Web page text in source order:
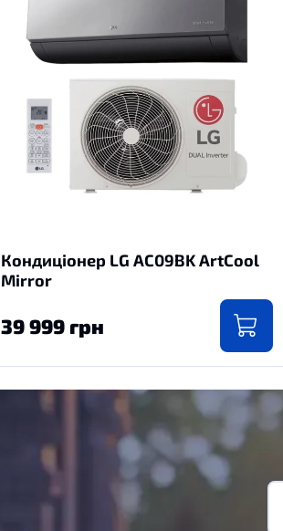
Кондиціонер LG AC09BK ArtCool
Mirror
39 999 грн